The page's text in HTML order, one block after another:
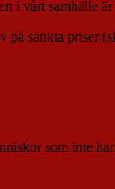
i vårt samhälle är
sänkta priser
som inte